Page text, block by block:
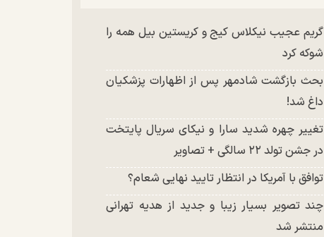
گریم عجیب نیکلاس کیج و کریستین بیل همه را
شوکه کرد
بحث بازگشت شادمهر پس از اظهارات پزشکیان
داغ شد!
تغییر چهره شدید سارا و نیکای سریال پایتخت
در جشن تولد ۲۲ سالگی + تصاویر
توافق با آمریکا در انتظار تایید نهایی شعام؟
چند تصویر بسیار زیبا و جدید از هدیه تهرانی
منتشر شد